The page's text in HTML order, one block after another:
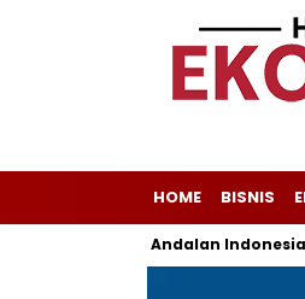
HOME BISNIS
Masih Jadi Andalan Indonesia